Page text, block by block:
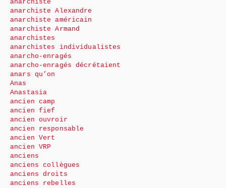
anarchiste
anarchiste Alexandre
anarchiste américain
anarchiste Armand
anarchistes
anarchistes individualistes
anarcho-enragés
anarcho-enragés décrétaient
anars qu’on
Anas
Anastasia
ancien camp
ancien fief
ancien ouvroir
ancien responsable
ancien Vert
ancien VRP
anciens
anciens collègues
anciens droits
anciens rebelles